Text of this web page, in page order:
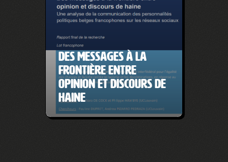
Des messages à la
frontière entre
opinion et discours de
haine